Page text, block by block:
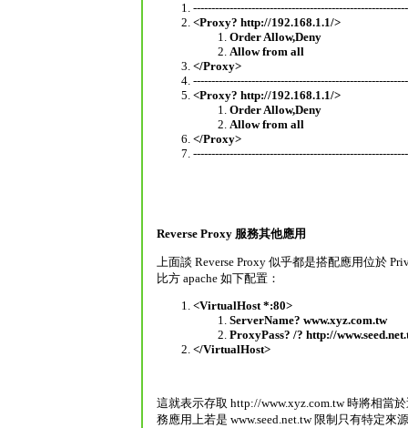
<Proxy? http://192.168.1.1/>
Order Allow,Deny
Allow from all
</Proxy>
<Proxy? http://192.168.1.1/>
Order Allow,Deny
Allow from all
</Proxy>
Reverse Proxy 服務其他應用
上面談 Reverse Proxy 似乎都是搭配應用位於
比方 apache 如下配置：
<VirtualHost *:80>
ServerName? www.xyz.com.tw
ProxyPass? /? http://
</VirtualHost>
這就表示存取 http://www.xyz.com.tw 時將相當
務應用上若是 www.seed.net.tw 限制只有特定來